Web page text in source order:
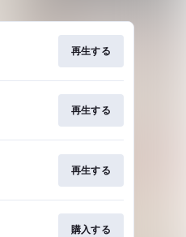
再生する
再生する
再生する
購入する